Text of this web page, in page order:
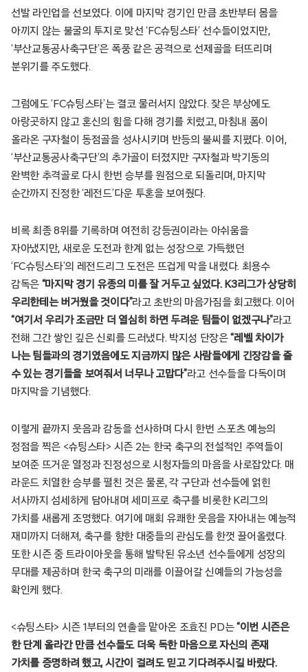
선발 라인업을 선보였다. 이에 마지막 경기인 만큼 초반부터 몸을
아끼지 않는 불굴의 투지로 맞선 ‘FC슈팅스타’ 선수들이었지만,
‘부산교통공사축구단’은 폭풍 같은 공격으로 선제골을 터뜨리며
분위기를 주도했다.
그럼에도 ‘FC슈팅스타’는 결코 물러서지 않았다. 잦은 부상에도
아랑곳하지 않고 혼신의 힘을 다해 경기를 치렀고, 마침내 폼이
올라온 구자철이 동점골을 성사시키며 반등의 불씨를 지폈다. 이어,
‘부산교통공사축구단’의 추가골이 터졌지만 구자철과 박기동의
완벽한 추격골로 다시 한번 승부를 원점으로 되돌리며, 마지막
순간까지 진정한 ‘레전드’다운 투혼을 보여줬다.
비록 최종 8위를 기록하며 여전히 강등권이라는 아쉬움을
자아냈지만, 새로운 도전과 한계 없는 성장으로 가득했던
‘FC슈팅스타’의 레전드리그 도전은 뜨겁게 막을 내렸다. 최용수
감독은 “마지막 경기 유종의 미를 잘 거두고 싶었다. K3리그가 상당히
우리한테는 버거웠을 것이다”라고 초반의 마음가짐을 회고했다. 이어
“여기서 우리가 조금만 더 열심히 하면 두려운 팀들이 없겠구나”라고
전해 그간 쌓인 깊은 신뢰를 드러냈다. 박지성 단장은“레벨 차이가
나는 팀들과의 경기였음에도 지금까지 많은 사람들에게 긴장감을 줄
수 있는 경기들을 보여줘서 너무나 고맙다”라고 선수들을 다독이며
마지막을 기념했다.
이렇게 끝까지 웃음과 감동을 선사하며 다시 한번 스포츠 예능의
정점을 찍은 <슈팅스타> 시즌 2는 한국 축구의 전설적인 주역들이
보여준 뜨거운 열정과 진정성으로 시청자들의 마음을 사로잡았다. 매
라운드 치열한 승부를 펼친 것은 물론, 각 구단과 선수들에 얽힌
서사까지 섬세하게 담아내며 세미프로 축구를 비롯한 K리그의
가치를 새롭게 조명했다. 여기에 매회 유쾌한 웃음을 자아내는 예능적
재미까지 더해져, 축구를 향한 대중들의 관심도를 한껏 끌어올렸다.
또한 시즌 중 트라이아웃을 통해 발탁된 유소년 선수들에게 성장의
무대를 제공하며 한국 축구의 미래를 이끌어갈 신예들의 가능성을
확인케 했다.
<슈팅스타> 시즌 1부터의 연출을 맡아온 조효진 PD는“이번 시즌은
한 단계 올라간 만큼 선수들도 더욱 독한 마음으로 자신의 존재
가치를 증명하려 했고, 시간이 걸려도 믿고 기다려주시길 바랐다.